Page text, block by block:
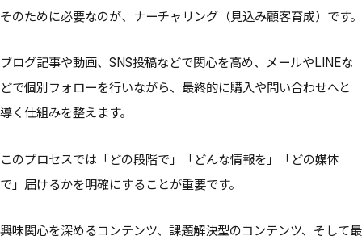
そのために必要なのが、ナーチャリング（見込み顧客育成）です。
ブログ記事や動画、SNS投稿などで関心を高め、メールやLINEな
どで個別フォローを行いながら、最終的に購入や問い合わせへと
導く仕組みを整えます。
このプロセスでは「どの段階で」「どんな情報を」「どの媒体
で」届けるかを明確にすることが重要です。
興味関心を深めるコンテンツ、課題解決型のコンテンツ、そして最